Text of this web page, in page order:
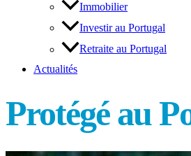
Immobilier
Investir au Portugal
Retraite au Portugal
Actualités
Protégé au